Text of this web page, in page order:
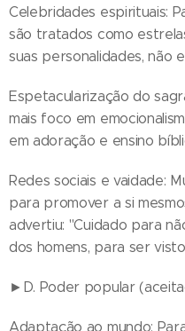
Celebridades espirituais:
são tratados como
suas personalidades, não
Espetacularização do
mais foco em
em adoração e ensino
Redes sociais e vaidade:
para promover a si
advertiu: "Cuidado para
dos homens, para ser
►D. Poder popular
Adaptação ao mundo: